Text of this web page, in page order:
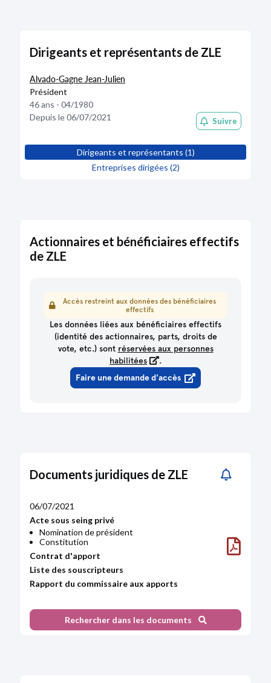
Ratio d'endettement (Gearing)
0
Taux de levier (DFN/EBITDA)
Solvabilité
Couverture des dettes
Fonds propres (€)
1,03M 1,03M
Rentabilité sur fonds propres (%) -0,2
Rentabilité économique (%)
Dirigeants et représentants de ZLE
Alvado-Gagne Jean-Julien
Président
46 ans - 04/1980
Depuis le 06/07/2021
Suivre
Dirigeants et représentants (1)
Entreprises dirigées (2)
Actionnaires et bénéficiaires effectifs
de ZLE
Accès restreint aux données des bénéficiaires
effectifs
Les données liées aux bénéficiaires effectifs
(identité des actionnaires, parts, droits de
vote, etc.) sont réservées aux personnes
habilitées
.
Faire une demande d'accès
Documents juridiques de ZLE
Acte sous seing privé
Nomination de président
Constitution
Contrat d'apport
Liste des souscripteurs
Rapport du commissaire aux apports
06/07/2021
Rechercher dans les documents